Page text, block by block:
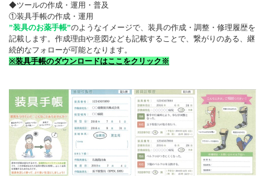
◆ツールの作成・運用・普及
①装具手帳の作成・運用
”装具のお薬手帳”のようなイメージで、装具の作成・調整・修理履歴を
記載します。作成理由や意図なども記載することで、繋がりのある、継
続的なフォローが可能となります。
※装具手帳のダウンロードはここをクリック※